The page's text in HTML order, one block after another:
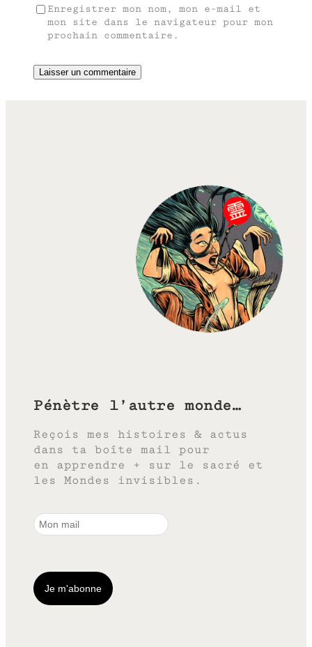
Enregistrer mon nom, mon e-mail et
mon site dans le navigateur pour mon
prochain commentaire.
Pénètre l’autre monde…
Reçois mes histoires & actus
dans ta boîte mail pour
en apprendre + sur le sacré et
les Mondes invisibles.